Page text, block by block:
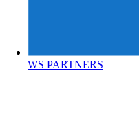
WS PARTNERS